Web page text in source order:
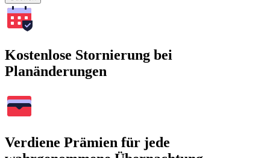
Kostenlose Stornierung bei
Planänderungen
Verdiene Prämien für jede